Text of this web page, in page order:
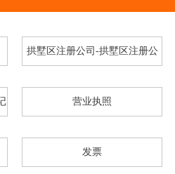
拱墅区注册公司-拱墅区注册公
营业执照
发票